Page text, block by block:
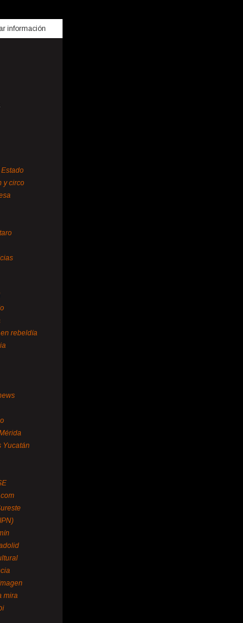
información
y circo
rebeldía
Yucatán
mira